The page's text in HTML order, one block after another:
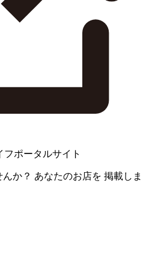
フポータルサイト
か？ あなたのお店を 掲載しま